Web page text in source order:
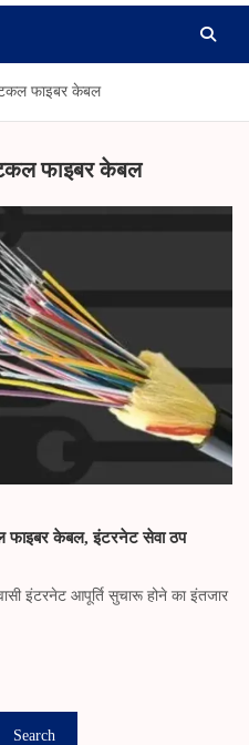
फाइबर केबल
फाइबर केबल
फाइबर केबल, इंटरनेट सेवा ठप
इंटरनेट आपूर्ति सुचारू होने का इंतजार
Search